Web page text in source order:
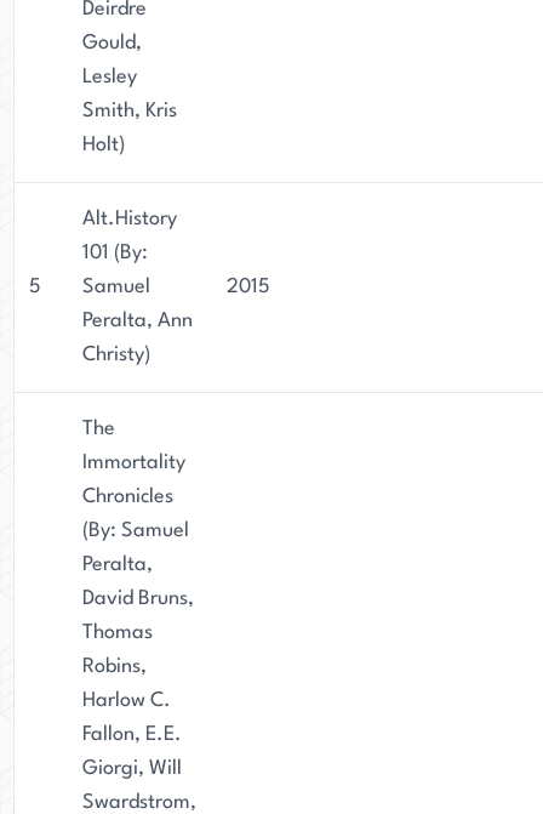
Deirdre
Gould,
Lesley
Smith, Kris
Holt)
5
Alt.History
101 (By:
Samuel
Peralta, Ann
Christy)
2015
The
Immortality
Chronicles
(By: Samuel
Peralta,
David Bruns,
Thomas
Robins,
Harlow C.
Fallon, E.E.
Giorgi, Will
Swardstrom,